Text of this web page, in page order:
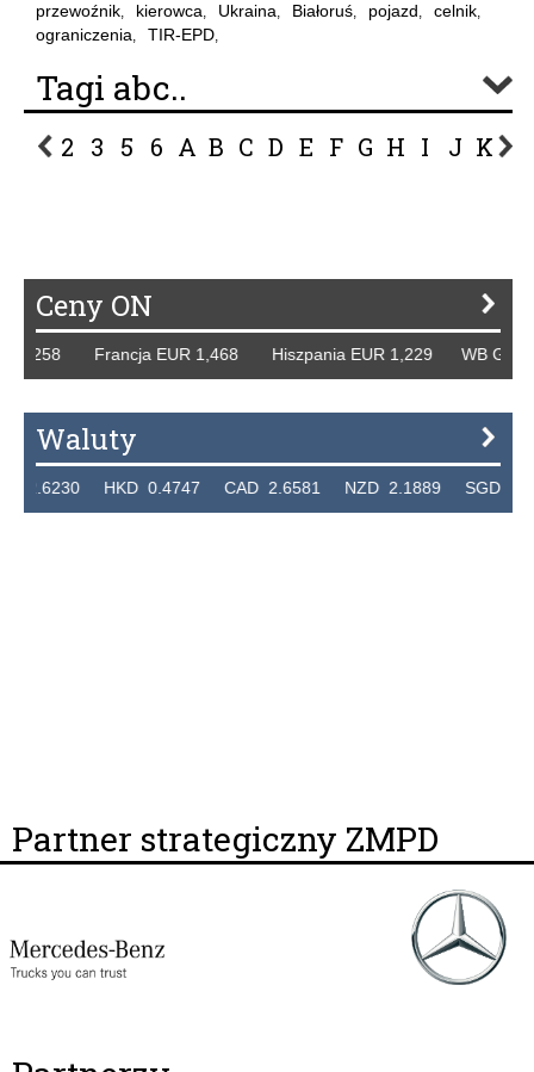
przewoźnik, kierowca, Ukraina, Białoruś, pojazd, celnik,
ograniczenia, TIR-EPD,
Tagi abc..
2 3 5 6 A B C D E F G H I J K L
Ceny ON
Francja EUR 1,468 Hiszpania EUR 1,229 WB GBP
Waluty
HKD 0.4747 CAD 2.6581 NZD 2.1889 SGD
Partner strategiczny ZMPD